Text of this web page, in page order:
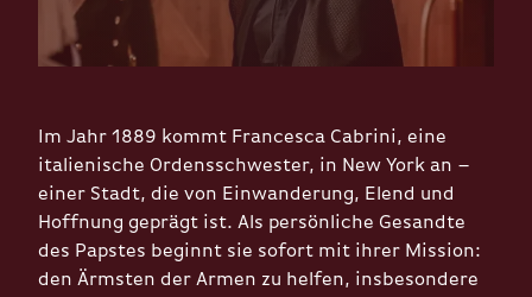
Im Jahr 1889 kommt Francesca Cabrini, eine
italienische Ordensschwester, in New York an –
einer Stadt, die von Einwanderung, Elend und
Hoffnung geprägt ist. Als persönliche Gesandte
des Papstes beginnt sie sofort mit ihrer Mission:
den Ärmsten der Armen zu helfen, insbesondere